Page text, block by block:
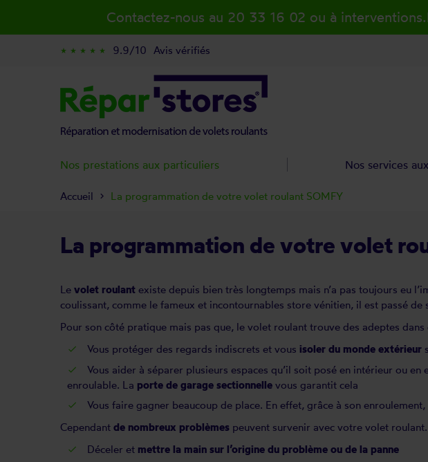
La programmation de votre volet
Le volet roulant existe depuis bien très longtemps mais n’a pas toujours eu
coulissant, comme le fameux et incontournables store vénitien, il est passé de
Pour son côté pratique mais pas que, le volet roulant trouve des adeptes
Vous protéger des regards indiscrets et vous isoler du monde extérieur
Vous aider à séparer plusieurs espaces qu’il soit posé en intérieur ou en
enroulable. La porte de garage sectionnelle vous garantit cela
Vous faire gagner beaucoup de place. En effet, grâce à son enroulement,
Cependant de nombreux problèmes peuvent survenir avec votre volet
Déceler et mettre la main sur l’origine du problème ou de la panne
Accueil La programmation de votre volet roulant SOMFY
Contactez-nous au 20 33 16 02 ou à
star_rate star_rate star_rate star_rate star_rate 9.9/10 Avis vérifiés
Nos prestations aux particuliers Nos services